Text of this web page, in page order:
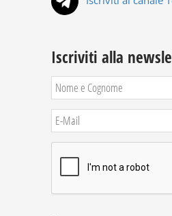
Iscriviti alla